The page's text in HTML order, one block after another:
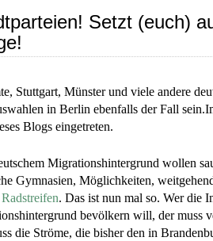
Setzt (euch)
Stuttgart, Münster und viele andere
in Berlin ebenfalls der Fall
Blogs eingetreten.
Migrationshintergrund wollen
Gymnasien, Möglichkeiten,
. Das ist nun mal so. Wer die
bevölkern will, der muss
die Ströme, die bisher den in